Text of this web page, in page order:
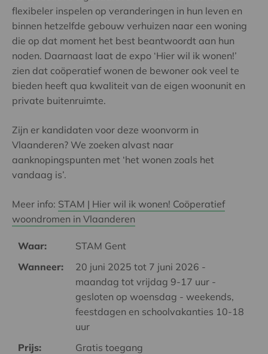
flexibeler inspelen op veranderingen in hun leven en
binnen hetzelfde gebouw verhuizen naar een woning
die op dat moment het best beantwoordt aan hun
noden. Daarnaast laat de expo ‘Hier wil ik wonen!’
zien dat coöperatief wonen de bewoner ook veel te
bieden heeft qua kwaliteit van de eigen woonunit en
private buitenruimte.
Zijn er kandidaten voor deze woonvorm in
Vlaanderen? We zoeken alvast naar
aanknopingspunten met ‘het wonen zoals het
vandaag is’.
Meer info: STAM | Hier wil ik wonen! Coöperatief
woondromen in Vlaanderen
Waar:
STAM Gent
Wanneer:
20 juni 2025 tot 7 juni 2026 -
maandag tot vrijdag 9-17 uur -
gesloten op woensdag - weekends,
feestdagen en schoolvakanties 10-18
uur
Prijs:
Gratis toegang